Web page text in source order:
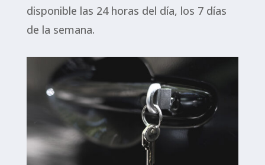
disponible las 24 horas del día, los 7 días
de la semana.